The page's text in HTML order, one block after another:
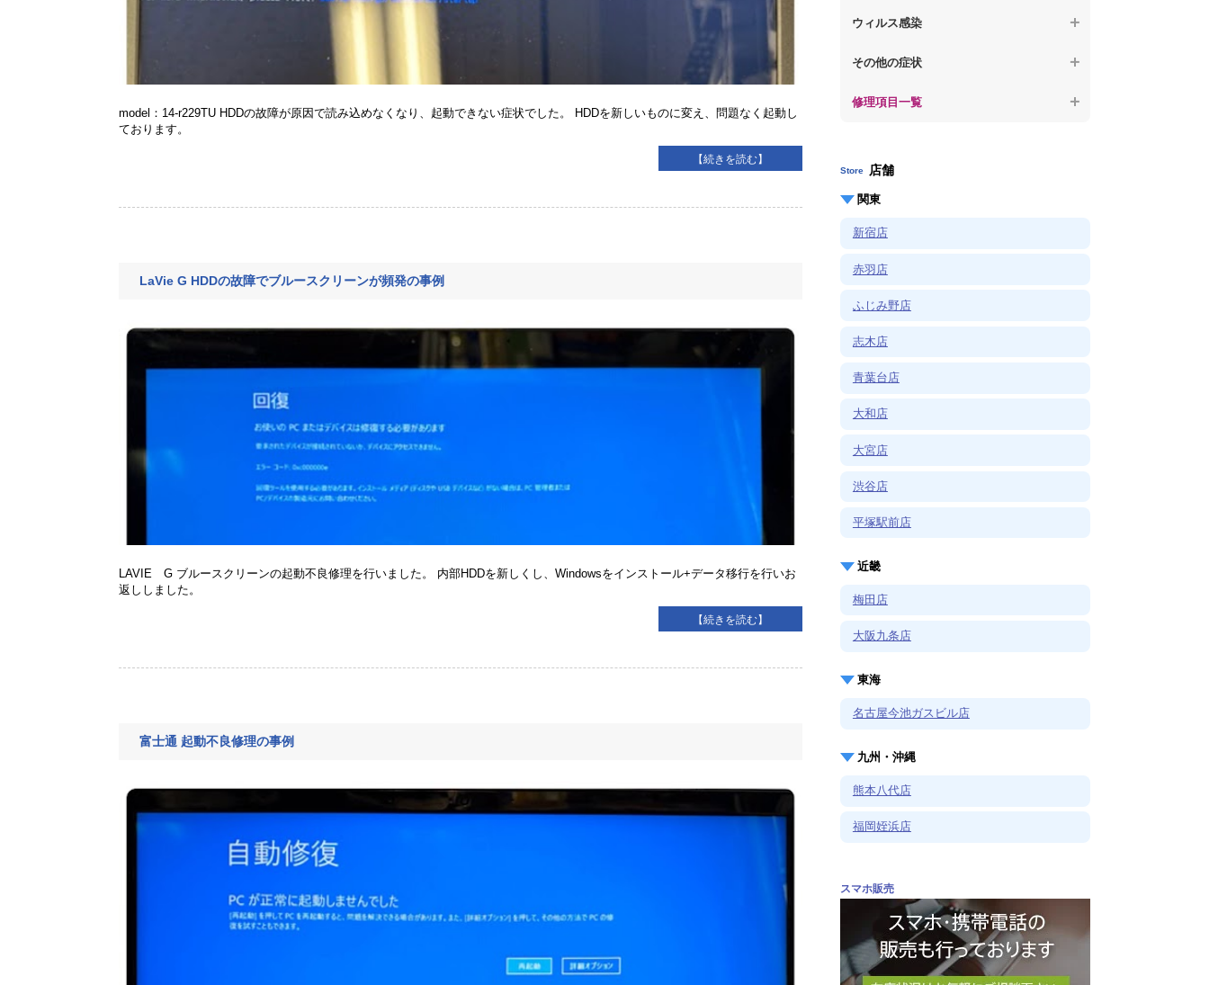
model：14-r229TU HDDの故障が原因で読み込めなくなり、起動できない症状でした。 HDDを新しいものに変え、問題なく起動し
ております。
【続きを読む】
LaVie G HDDの故障でブルースクリーンが頻発の事例
LAVIE G ブルースクリーンの起動不良修理を行いました。 内部HDDを新しくし、Windowsをインストール+データ移行を行いお
返ししました。
【続きを読む】
富士通 起動不良修理の事例
【macbook】症状が選択肢にない、よく分
【macbook】起動しないパソコンのデータ
【macbook】ログインできないパソコンの
ウィルス感染
【macbook】特定のプログラムを削除した
【macbook】症状が選択肢にない、よく分
その他の症状
修理項目一覧
Store 店舗
関東
新宿店
赤羽店
ふじみ野店
志木店
青葉台店
大和店
大宮店
渋谷店
平塚駅前店
近畿
梅田店
大阪九条店
東海
名古屋今池ガスビル店
九州・沖縄
熊本八代店
福岡姪浜店
スマホ販売